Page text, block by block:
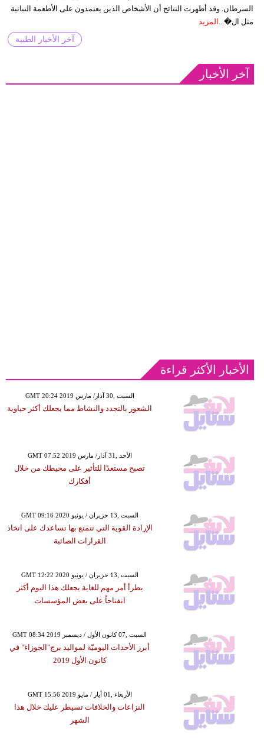
السرطان. وقد أظهرت النتائج أن الأشخاص الذين يعتمدون على الأطعمة النباتية
مثل ال�...
المزيد
آخر الأخبار الطبية
آخر الأخبار
الأخبار الأكثر قراءة
GMT 20:24 2019 السبت ,30 آذار/ مارس
الشعور بالتجدد والنشاط مما يجعلك أكثر حياوية
GMT 07:52 2019 الأحد ,31 آذار/ مارس
تصبح مستعدًا للتأثير على محيطك من خلال
أفكارك
GMT 09:16 2020 السبت ,13 حزيران / يونيو
الإرادة القوية التي تتمتع بها تساعدك على اتخاذ
القرارات الصائبة
GMT 12:22 2020 السبت ,13 حزيران / يونيو
يطرأ أمر مهم للغاية يجعلك هذا اليوم أكثر
انفتاحاً على بعض المؤسسات
GMT 08:34 2019 السبت ,07 كانون الأول / ديسمبر
أبرز الأحداث اليوميّة لمواليد برج"الجوزاء" في
كانون الأول 2019
GMT 15:56 2019 الأربعاء ,01 أيار / مايو
النزاعات والخلافات تسيطر عليك خلال هذا
الشهر